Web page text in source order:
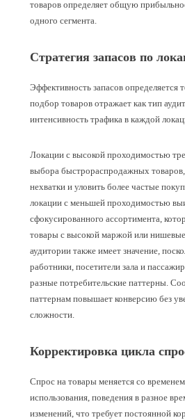
товаров определяет общую
одного сегмента.
Стратегия запасов по
Эффективность запасов определяется
подбор товаров отражает как тип
интенсивность трафика в каждой
Локации с высокой проходимостью
выбора быстрораспродажных
нехватки и уловить более частые
локации с меньшей проходимостью
сфокусированного ассортимента,
товары с высокой маржой или
аудитории также имеет значение,
работники, посетители зала и
разные потребительские паттерны.
паттернам повышает конверсию без
сложности.
Корректировка цикла
Спрос на товары меняется со
использования, поведения в разное
изменений, что требует постоянной